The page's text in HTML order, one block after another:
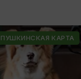
ПУШКИНСКАЯ КАРТА